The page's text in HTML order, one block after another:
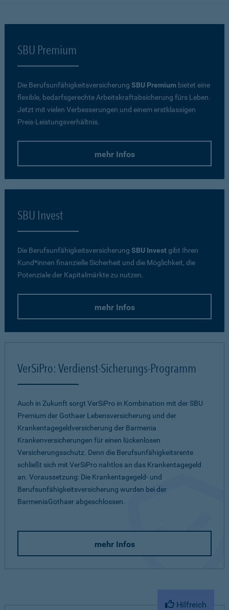
SBU Premium
Die Berufsunfähigkeitsversicherung SBU Premium bietet eine
flexible, bedarfsgerechte Arbeitskraftabsicherung fürs Leben.
Jetzt mit vielen Verbesserungen und einem erstklassigen
Preis-Leistungsverhältnis.
mehr Infos
SBU Invest
Die Berufsunfähigkeitsversicherung SBU Investgibt Ihren
Kund*innen finanzielle Sicherheit und die Möglichkeit, die
Potenziale der Kapitalmärkte zu nutzen.
mehr Infos
VerSiPro: Verdienst-Sicherungs-Programm
Auch in Zukunft sorgt VerSiPro in Kombination mit der SBU
Premium der Gothaer Lebensversicherung und der
Krankentagegeldversicherung der Barmenia
Krankenversicherungen für einen lückenlosen
Versicherungsschutz. Denn die Berufsunfähigkeitsrente
schließt sich mit VerSiPro nahtlos an das Krankentagegeld
an. Voraussetzung: Die Krankentagegeld- und
Berufsunfähigkeitsversicherung wurden bei der
BarmeniaGothaer abgeschlossen.
mehr Infos
Hilfreich